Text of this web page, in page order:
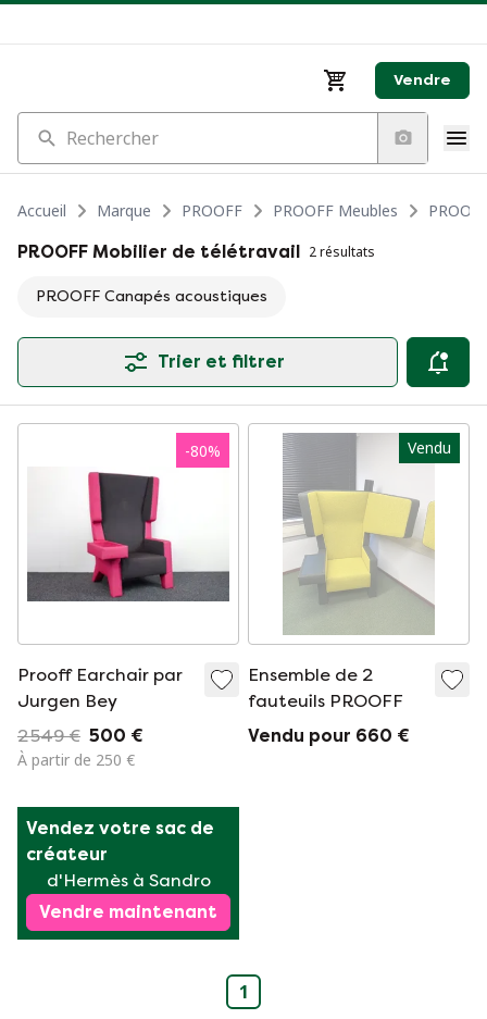
Vendre
Rechercher
Accueil Marque PROOFF PROOFF Meubles
PROOFF Mobilier de télétravail 2 résultats
PROOFF Canapés acoustiques
Trier et filtrer
-80%
Prooff Earchair par
Jurgen Bey
2 549 € 500 €
À partir de 250 €
Vendu
Ensemble de 2
fauteuils PROOFF
Vendu pour 660 €
Vendez votre sac de
créateur
d'Hermès à Sandro
Vendre maintenant
1